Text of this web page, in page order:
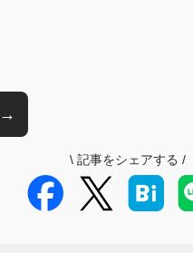
→
\ 記事をシェアする /